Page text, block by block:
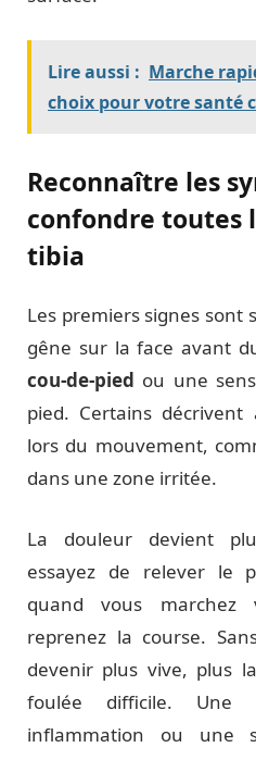
Lire aussi : Marche
choix pour votre santé
Reconnaître les
confondre toutes
tibia
Les premiers signes sont
gêne sur la face avant
cou-de-pied ou une
pied. Certains décrivent
lors du mouvement,
dans une zone irritée.
La douleur devient
essayez de relever le
quand vous
reprenez la course.
devenir plus vive, plus
foulée difficile. Une
inflammation ou une